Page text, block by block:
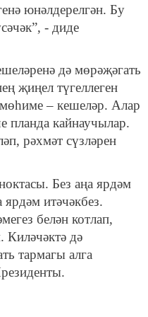
юнәлдерелгән. Бу
- диде
дә мөрәҗәгать
җиңел түгеллеген
– кешеләр. Алар
кайнаучылар.
рәхмәт сүзләрен
Без аңа ярдәм
ярдәм итәчәкбез.
белән котлап,
Киләчәктә дә
тармагы алга